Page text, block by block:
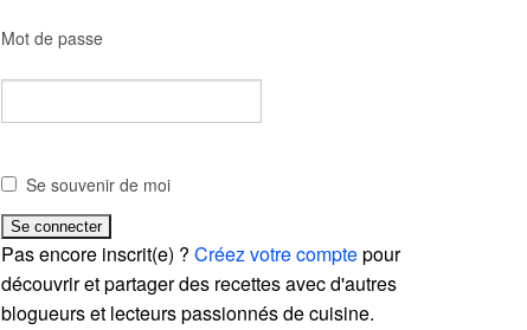
Mot de passe
Se souvenir de moi
Pas encore inscrit(e) ?Créez votre comptepour
découvrir et partager des recettes avec d'autres
blogueurs et lecteurs passionnés de cuisine.